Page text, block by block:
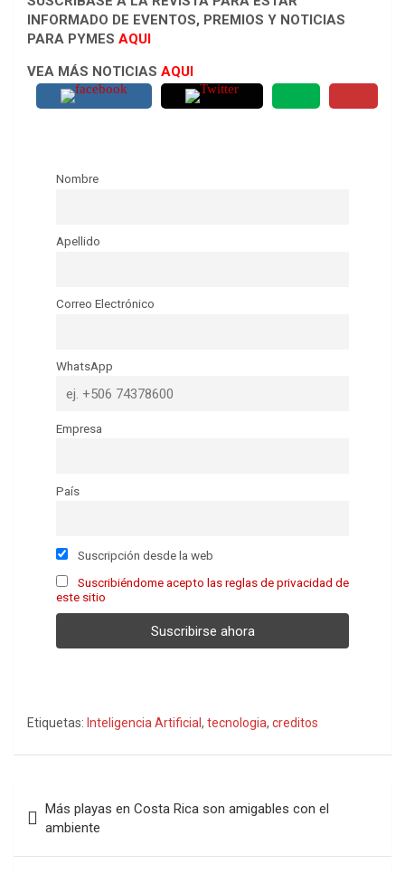
INFORMADO DE EVENTOS, PREMIOS Y NOTICIAS
PARA PYMES AQUI
VEA MÁS NOTICIAS AQUI
Nombre
Apellido
Correo Electrónico
WhatsApp
Empresa
País
Suscripción desde la web
Suscribiéndome acepto las reglas de privacidad de
este sitio
Etiquetas: Inteligencia Artificial, tecnologia, creditos
de
entradas
Más playas en Costa Rica son amigables con el
ambiente